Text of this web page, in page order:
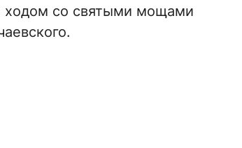
со святыми мощами